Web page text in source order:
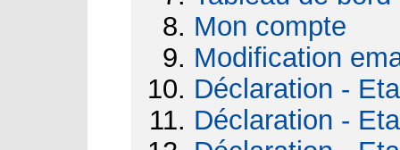
Mon compte
Modification
Déclaration -
Déclaration -